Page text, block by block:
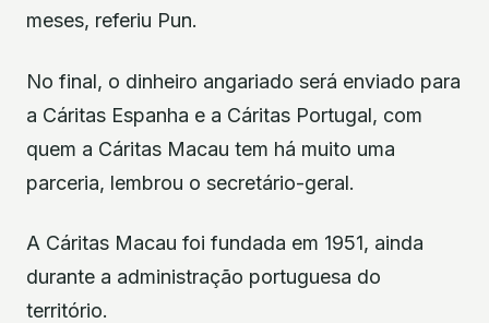
meses, referiu Pun.
No final, o dinheiro angariado será enviado para
a Cáritas Espanha e a Cáritas Portugal, com
quem a Cáritas Macau tem há muito uma
parceria, lembrou o secretário-geral.
A Cáritas Macau foi fundada em 1951, ainda
durante a administração portuguesa do
território.